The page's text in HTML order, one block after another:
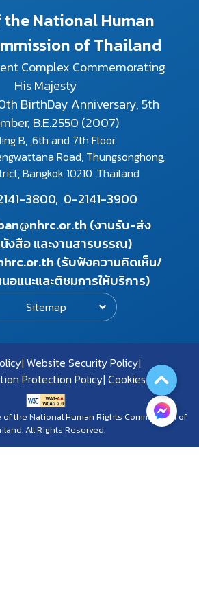
National Human
of Thailand
Complex Commemorating
His Majesty
BirthDay Anniversary, 5th
B.E.2550 (2007)
B, ,6th and 7th Floor
Road, Thungsonghong,
Bangkok 10210 ,Thailand
3800, 0-2141-3900
(งานรับ-ส่ง
งสือ และงานสารบรรณ)
(รับฟังความคิดเห็น/
อแนะและติชมการให้บริการ)
Sitemap
Website Security Policy
Protection Policy Cookies Policy
the National Human Rights Commission of
All Rights Reserved.